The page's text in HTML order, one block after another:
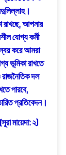
রাখছে, আপনার
যোগ্য কর্মী
করে আমরা
ভূমিকা রাখতে
দল
পারবে,
প্রতিবেদন।
মায়েদা: ২)